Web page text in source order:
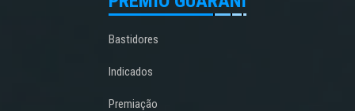
Bastidores
Indicados
Premiação